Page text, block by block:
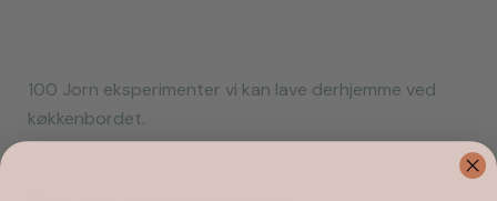
100 Jorn eksperimenter vi kan lave derhjemme ved
køkkenbordet.